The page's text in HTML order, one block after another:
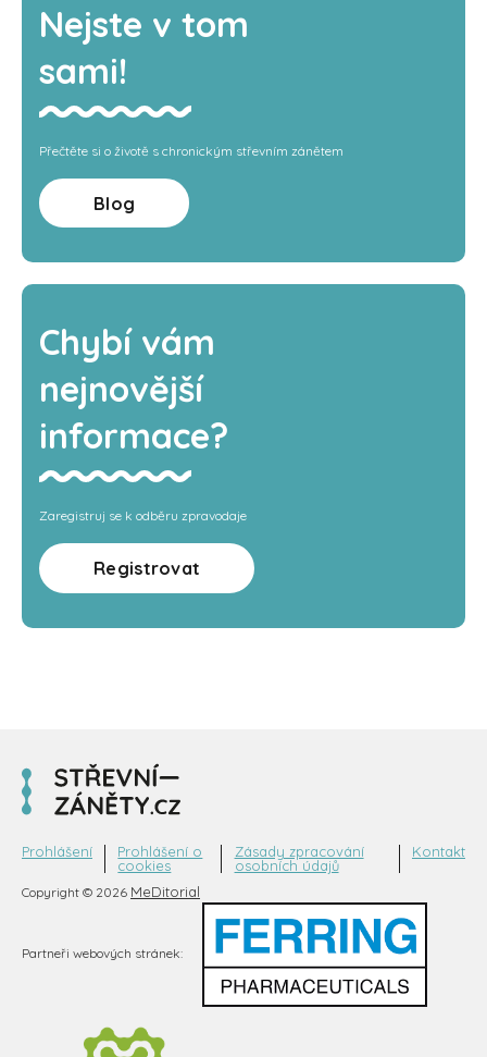
Nejste v tom
sami!
Přečtěte si o životě s chronickým střevním zánětem
Blog
Chybí vám
nejnovější
informace?
Zaregistruj se k odběru zpravodaje
Registrovat
Copyright © 2026 MeDitorial
Prohlášení
Prohlášení o
cookies
Zásady zpracování
osobních údajů
Kontakt
Partneři webových stránek: